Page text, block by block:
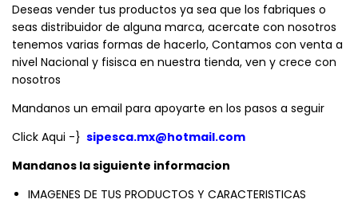
Deseas vender tus productos ya sea que los fabriques o
seas distribuidor de alguna marca, acercate con nosotros
tenemos varias formas de hacerlo, Contamos con venta a
nivel Nacional y fisisca en nuestra tienda, ven y crece con
nosotros
Mandanos un email para apoyarte en los pasos a seguir
Click Aqui -} sipesca.mx@hotmail.com
Mandanos la siguiente informacion
IMAGENES DE TUS PRODUCTOS Y CARACTERISTICAS